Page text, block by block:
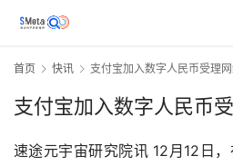
首页 快讯 支付宝加入数字人民币受理
支付宝加入数字人民币
速途元宇宙研究院讯 12月12日